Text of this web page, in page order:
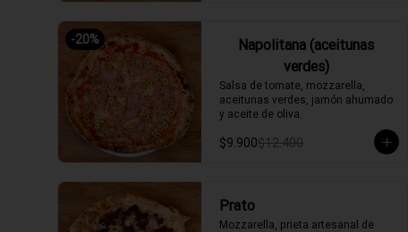
-20%
Napolitana (aceitunas
verdes)
Salsa de tomate, mozzarella,
aceitunas verdes, jamón ahumado
y aceite de oliva.
$9.900$12.400
Prato
Mozzarella, prieta artesanal de